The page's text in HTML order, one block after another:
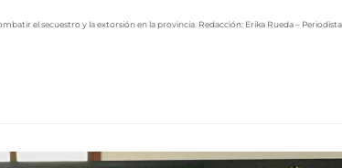
el secuestro y la extorsión en la provincia. Redacción: Erika Rueda –